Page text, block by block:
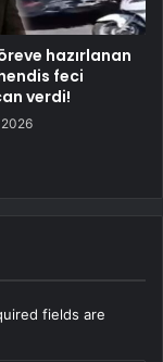
hazırlanan
feci
verdi!
fields are